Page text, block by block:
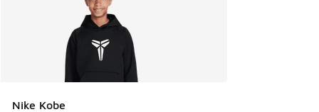
Nike Kobe